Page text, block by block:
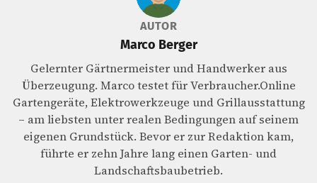
AUTOR
Marco Berger
Gelernter Gärtnermeister und Handwerker aus
Überzeugung. Marco testet für Verbraucher.Online
Gartengeräte, Elektrowerkzeuge und Grillausstattung
– am liebsten unter realen Bedingungen auf seinem
eigenen Grundstück. Bevor er zur Redaktion kam,
führte er zehn Jahre lang einen Garten- und
Landschaftsbaubetrieb.